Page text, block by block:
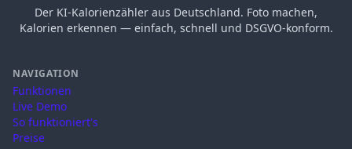
Der KI-Kalorienzähler aus Deutschland. Foto machen,
Kalorien erkennen — einfach, schnell und DSGVO-konform.
NAVIGATION
Funktionen
Live Demo
So funktioniert's
Preise